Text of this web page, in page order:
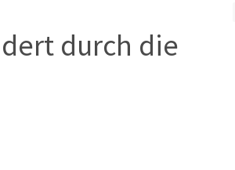
durch die